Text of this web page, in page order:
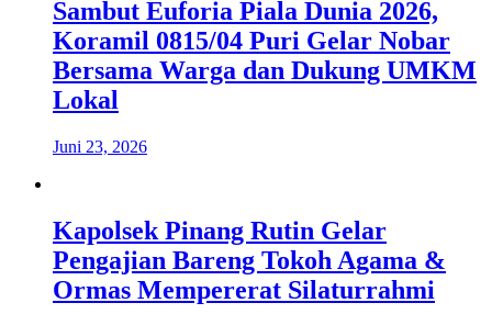
Sambut Euforia Piala Dunia 2026,
Koramil 0815/04 Puri Gelar Nobar
Bersama Warga dan Dukung UMKM
Lokal
Juni 23, 2026
Kapolsek Pinang Rutin Gelar
Pengajian Bareng Tokoh Agama &
Ormas Mempererat Silaturrahmi